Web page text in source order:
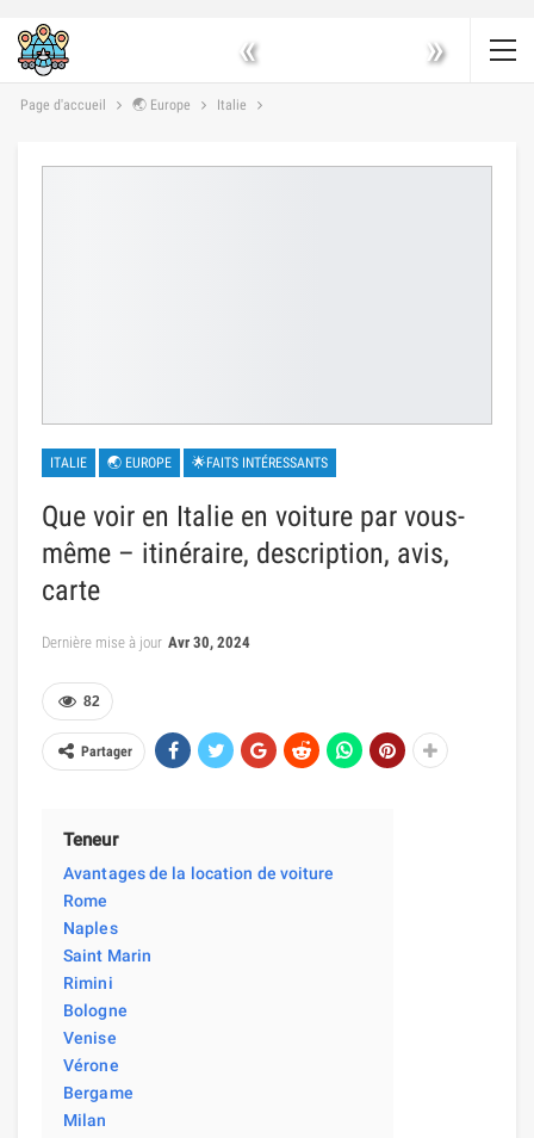
« »
Page d'accueil 🌏 Europe Italie
ITALIE 🌏 EUROPE 🌟FAITS INTÉRESSANTS
Que voir en Italie en voiture par vous-
même – itinéraire, description, avis,
carte
Dernière mise à jour Avr 30, 2024
82
Partager
Teneur
Avantages de la location de voiture
Rome
Naples
Saint Marin
Rimini
Bologne
Venise
Vérone
Bergame
Milan